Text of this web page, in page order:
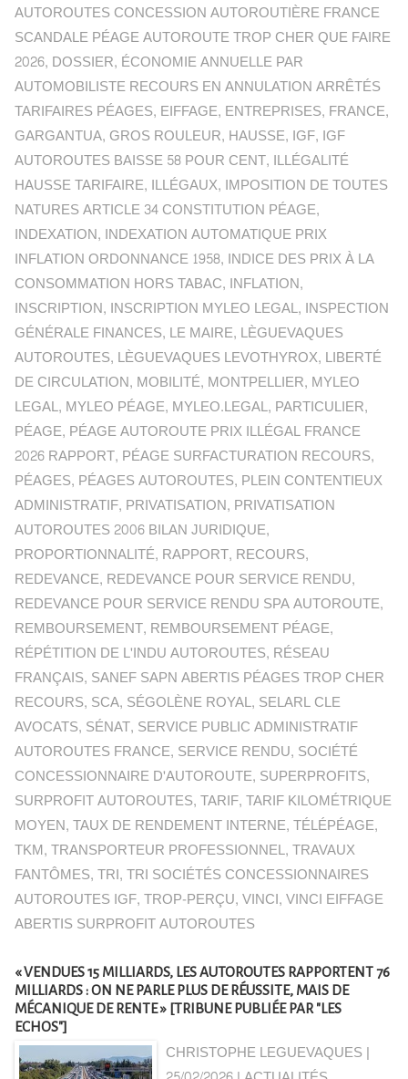
AUTOROUTES CONCESSION AUTOROUTIÈRE FRANCE
SCANDALE PÉAGE AUTOROUTE TROP CHER QUE FAIRE
2026, DOSSIER, ÉCONOMIE ANNUELLE PAR
AUTOMOBILISTE RECOURS EN ANNULATION ARRÊTÉS
TARIFAIRES PÉAGES, EIFFAGE, ENTREPRISES, FRANCE,
GARGANTUA, GROS ROULEUR, HAUSSE, IGF, IGF
AUTOROUTES BAISSE 58 POUR CENT, ILLÉGALITÉ
HAUSSE TARIFAIRE, ILLÉGAUX, IMPOSITION DE TOUTES
NATURES ARTICLE 34 CONSTITUTION PÉAGE,
INDEXATION, INDEXATION AUTOMATIQUE PRIX
INFLATION ORDONNANCE 1958, INDICE DES PRIX À LA
CONSOMMATION HORS TABAC, INFLATION,
INSCRIPTION, INSCRIPTION MYLEO LEGAL, INSPECTION
GÉNÉRALE FINANCES, LE MAIRE, LÈGUEVAQUES
AUTOROUTES, LÈGUEVAQUES LEVOTHYROX, LIBERTÉ
DE CIRCULATION, MOBILITÉ, MONTPELLIER, MYLEO
LEGAL, MYLEO PÉAGE, MYLEO.LEGAL, PARTICULIER,
PÉAGE, PÉAGE AUTOROUTE PRIX ILLÉGAL FRANCE
2026 RAPPORT, PÉAGE SURFACTURATION RECOURS,
PÉAGES, PÉAGES AUTOROUTES, PLEIN CONTENTIEUX
ADMINISTRATIF, PRIVATISATION, PRIVATISATION
AUTOROUTES 2006 BILAN JURIDIQUE,
PROPORTIONNALITÉ, RAPPORT, RECOURS,
REDEVANCE, REDEVANCE POUR SERVICE RENDU,
REDEVANCE POUR SERVICE RENDU SPA AUTOROUTE,
REMBOURSEMENT, REMBOURSEMENT PÉAGE,
RÉPÉTITION DE L'INDU AUTOROUTES, RÉSEAU
FRANÇAIS, SANEF SAPN ABERTIS PÉAGES TROP CHER
RECOURS, SCA, SÉGOLÈNE ROYAL, SELARL CLE
AVOCATS, SÉNAT, SERVICE PUBLIC ADMINISTRATIF
AUTOROUTES FRANCE, SERVICE RENDU, SOCIÉTÉ
CONCESSIONNAIRE D'AUTOROUTE, SUPERPROFITS,
SURPROFIT AUTOROUTES,TARIF,TARIF KILOMÉTRIQUE
MOYEN,TAUX DE RENDEMENT INTERNE,TÉLÉPÉAGE,
TKM,TRANSPORTEUR PROFESSIONNEL,TRAVAUX
FANTÔMES,TRI,TRI SOCIÉTÉS CONCESSIONNAIRES
AUTOROUTES IGF,TROP-PERÇU,VINCI,VINCI EIFFAGE
ABERTIS SURPROFIT AUTOROUTES
« VENDUES 15 MILLIARDS, LES AUTOROUTES RAPPORTENT 76
MILLIARDS : ON NE PARLE PLUS DE RÉUSSITE, MAIS DE
MÉCANIQUE DE RENTE » [TRIBUNE PUBLIÉE PAR "LES
ECHOS"]
CHRISTOPHE LEGUEVAQUES |